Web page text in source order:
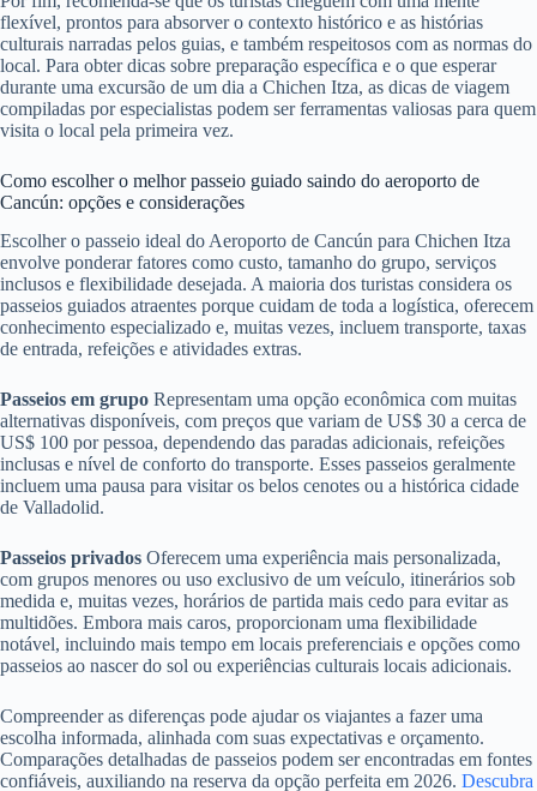
flexível, prontos para absorver o contexto histórico e as histórias
culturais narradas pelos guias, e também respeitosos com as normas do
local. Para obter dicas sobre preparação específica e o que esperar
durante uma excursão de um dia a Chichen Itza, as dicas de viagem
compiladas por especialistas podem ser ferramentas valiosas para quem
visita o local pela primeira vez.
Como escolher o melhor passeio guiado saindo do aeroporto de
Cancún: opções e considerações
Escolher o passeio ideal do Aeroporto de Cancún para Chichen Itza
envolve ponderar fatores como custo, tamanho do grupo, serviços
inclusos e flexibilidade desejada. A maioria dos turistas considera os
passeios guiados atraentes porque cuidam de toda a logística, oferecem
conhecimento especializado e, muitas vezes, incluem transporte, taxas
de entrada, refeições e atividades extras.
Passeios em grupo Representam uma opção econômica com muitas
alternativas disponíveis, com preços que variam de US$ 30 a cerca de
US$ 100 por pessoa, dependendo das paradas adicionais, refeições
inclusas e nível de conforto do transporte. Esses passeios geralmente
incluem uma pausa para visitar os belos cenotes ou a histórica cidade
de Valladolid.
Passeios privados Oferecem uma experiência mais personalizada,
com grupos menores ou uso exclusivo de um veículo, itinerários sob
medida e, muitas vezes, horários de partida mais cedo para evitar as
multidões. Embora mais caros, proporcionam uma flexibilidade
notável, incluindo mais tempo em locais preferenciais e opções como
passeios ao nascer do sol ou experiências culturais locais adicionais.
Compreender as diferenças pode ajudar os viajantes a fazer uma
escolha informada, alinhada com suas expectativas e orçamento.
Comparações detalhadas de passeios podem ser encontradas em fontes
confiáveis, auxiliando na reserva da opção perfeita em 2026. Descubra